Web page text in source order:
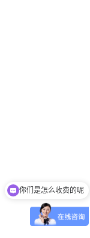
你们是怎么收费的呢